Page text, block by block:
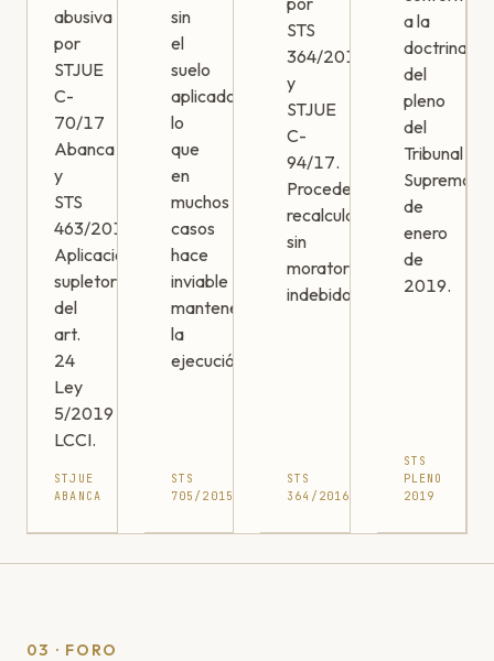
abusiva
por
STJUE
C-
70/17
Abanca
y
STS
463/2019.
Aplicación
supletoria
del
art.
24
Ley
5/2019
LCCI.
STJUE
ABANCA
sin
el
suelo
aplicado,
lo
que
en
muchos
casos
hace
inviable
mantener
la
ejecución.
STS
705/2015
STS
364/2016
y
STJUE
C-
94/17.
Procede
recalcular
sin
moratorios
indebidos.
STS
364/2016
a la
doctrina
del
pleno
del
Tribunal
Supremo
de
enero
de
2019.
STS
PLENO
2019
03 · FORO